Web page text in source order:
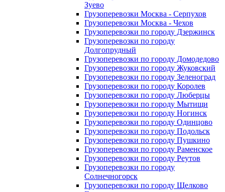
Зуево
Грузоперевозки Москва - Серпухов
Грузоперевозки Москва - Чехов
Грузоперевозки по городу Дзержинск
Грузоперевозки по городу
Долгопрудный
Грузоперевозки по городу Домодедово
Грузоперевозки по городу Жуковский
Грузоперевозки по городу Зеленоград
Грузоперевозки по городу Королев
Грузоперевозки по городу Люберцы
Грузоперевозки по городу Мытищи
Грузоперевозки по городу Ногинск
Грузоперевозки по городу Одинцово
Грузоперевозки по городу Подольск
Грузоперевозки по городу Пушкино
Грузоперевозки по городу Раменское
Грузоперевозки по городу Реутов
Грузоперевозки по городу
Солнечногорск
Грузоперевозки по городу Щелково